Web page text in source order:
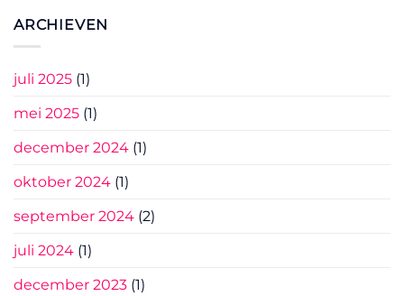
ARCHIEVEN
juli 2025 (1)
mei 2025 (1)
december 2024 (1)
oktober 2024 (1)
september 2024 (2)
juli 2024 (1)
december 2023 (1)